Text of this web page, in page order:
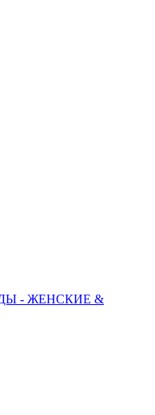
- ЖЕНСКИЕ &